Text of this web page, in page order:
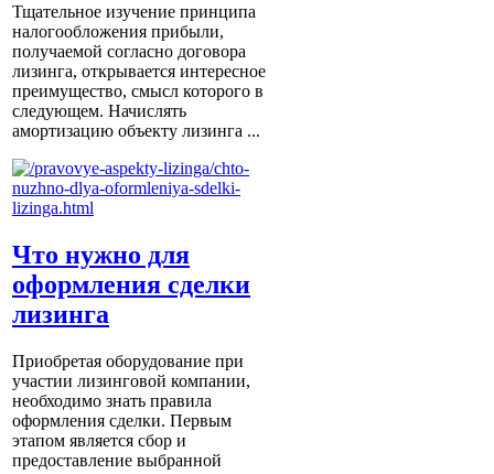
Тщательное изучение принципа
налогообложения прибыли,
получаемой согласно договора
лизинга, открывается интересное
преимущество, смысл которого в
следующем. Начислять
амортизацию объекту лизинга ...
Что нужно для
оформления сделки
лизинга
Приобретая оборудование при
участии лизинговой компании,
необходимо знать правила
оформления сделки. Первым
этапом является сбор и
предоставление выбранной